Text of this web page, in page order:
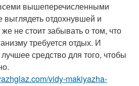
вышеперечисленными
выглядеть отдохнувшей и
не стоит забывать о том, что
требуется отдых. И
средство для того, чтобы
vidy-makiyazha-